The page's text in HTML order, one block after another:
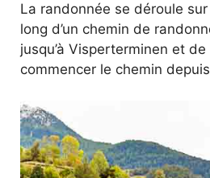
La randonnée se déroule
long d’un chemin de
jusqu’à Visperterminen et
commencer le chemin